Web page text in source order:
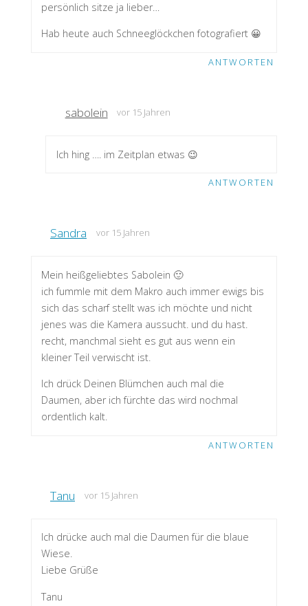
persönlich sitze ja lieber…
Hab heute auch Schneeglöckchen fotografiert 😀
ANTWORTEN
sabolein vor 15 Jahren
Ich hing …. im Zeitplan etwas 😉
ANTWORTEN
Sandra vor 15 Jahren
Mein heißgeliebtes Sabolein 🙂
ich fummle mit dem Makro auch immer ewigs bis
sich das scharf stellt was ich möchte und nicht
jenes was die Kamera aussucht. und du hast.
recht, manchmal sieht es gut aus wenn ein
kleiner Teil verwischt ist.
Ich drück Deinen Blümchen auch mal die
Daumen, aber ich fürchte das wird nochmal
ordentlich kalt.
ANTWORTEN
Tanu vor 15 Jahren
Ich drücke auch mal die Daumen für die blaue
Wiese.
Liebe Grüße
Tanu